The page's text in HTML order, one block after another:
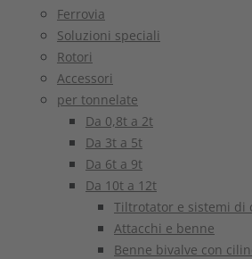
Ferrovia
Soluzioni speciali
Rotori
Accessori
per tonnelate
Da 0,8t a 2t
Da 3t a 5t
Da 6t a 9t
Da 10t a 12t
Tiltrotator e sistemi di
Attacchi e benne
Benne bivalve con